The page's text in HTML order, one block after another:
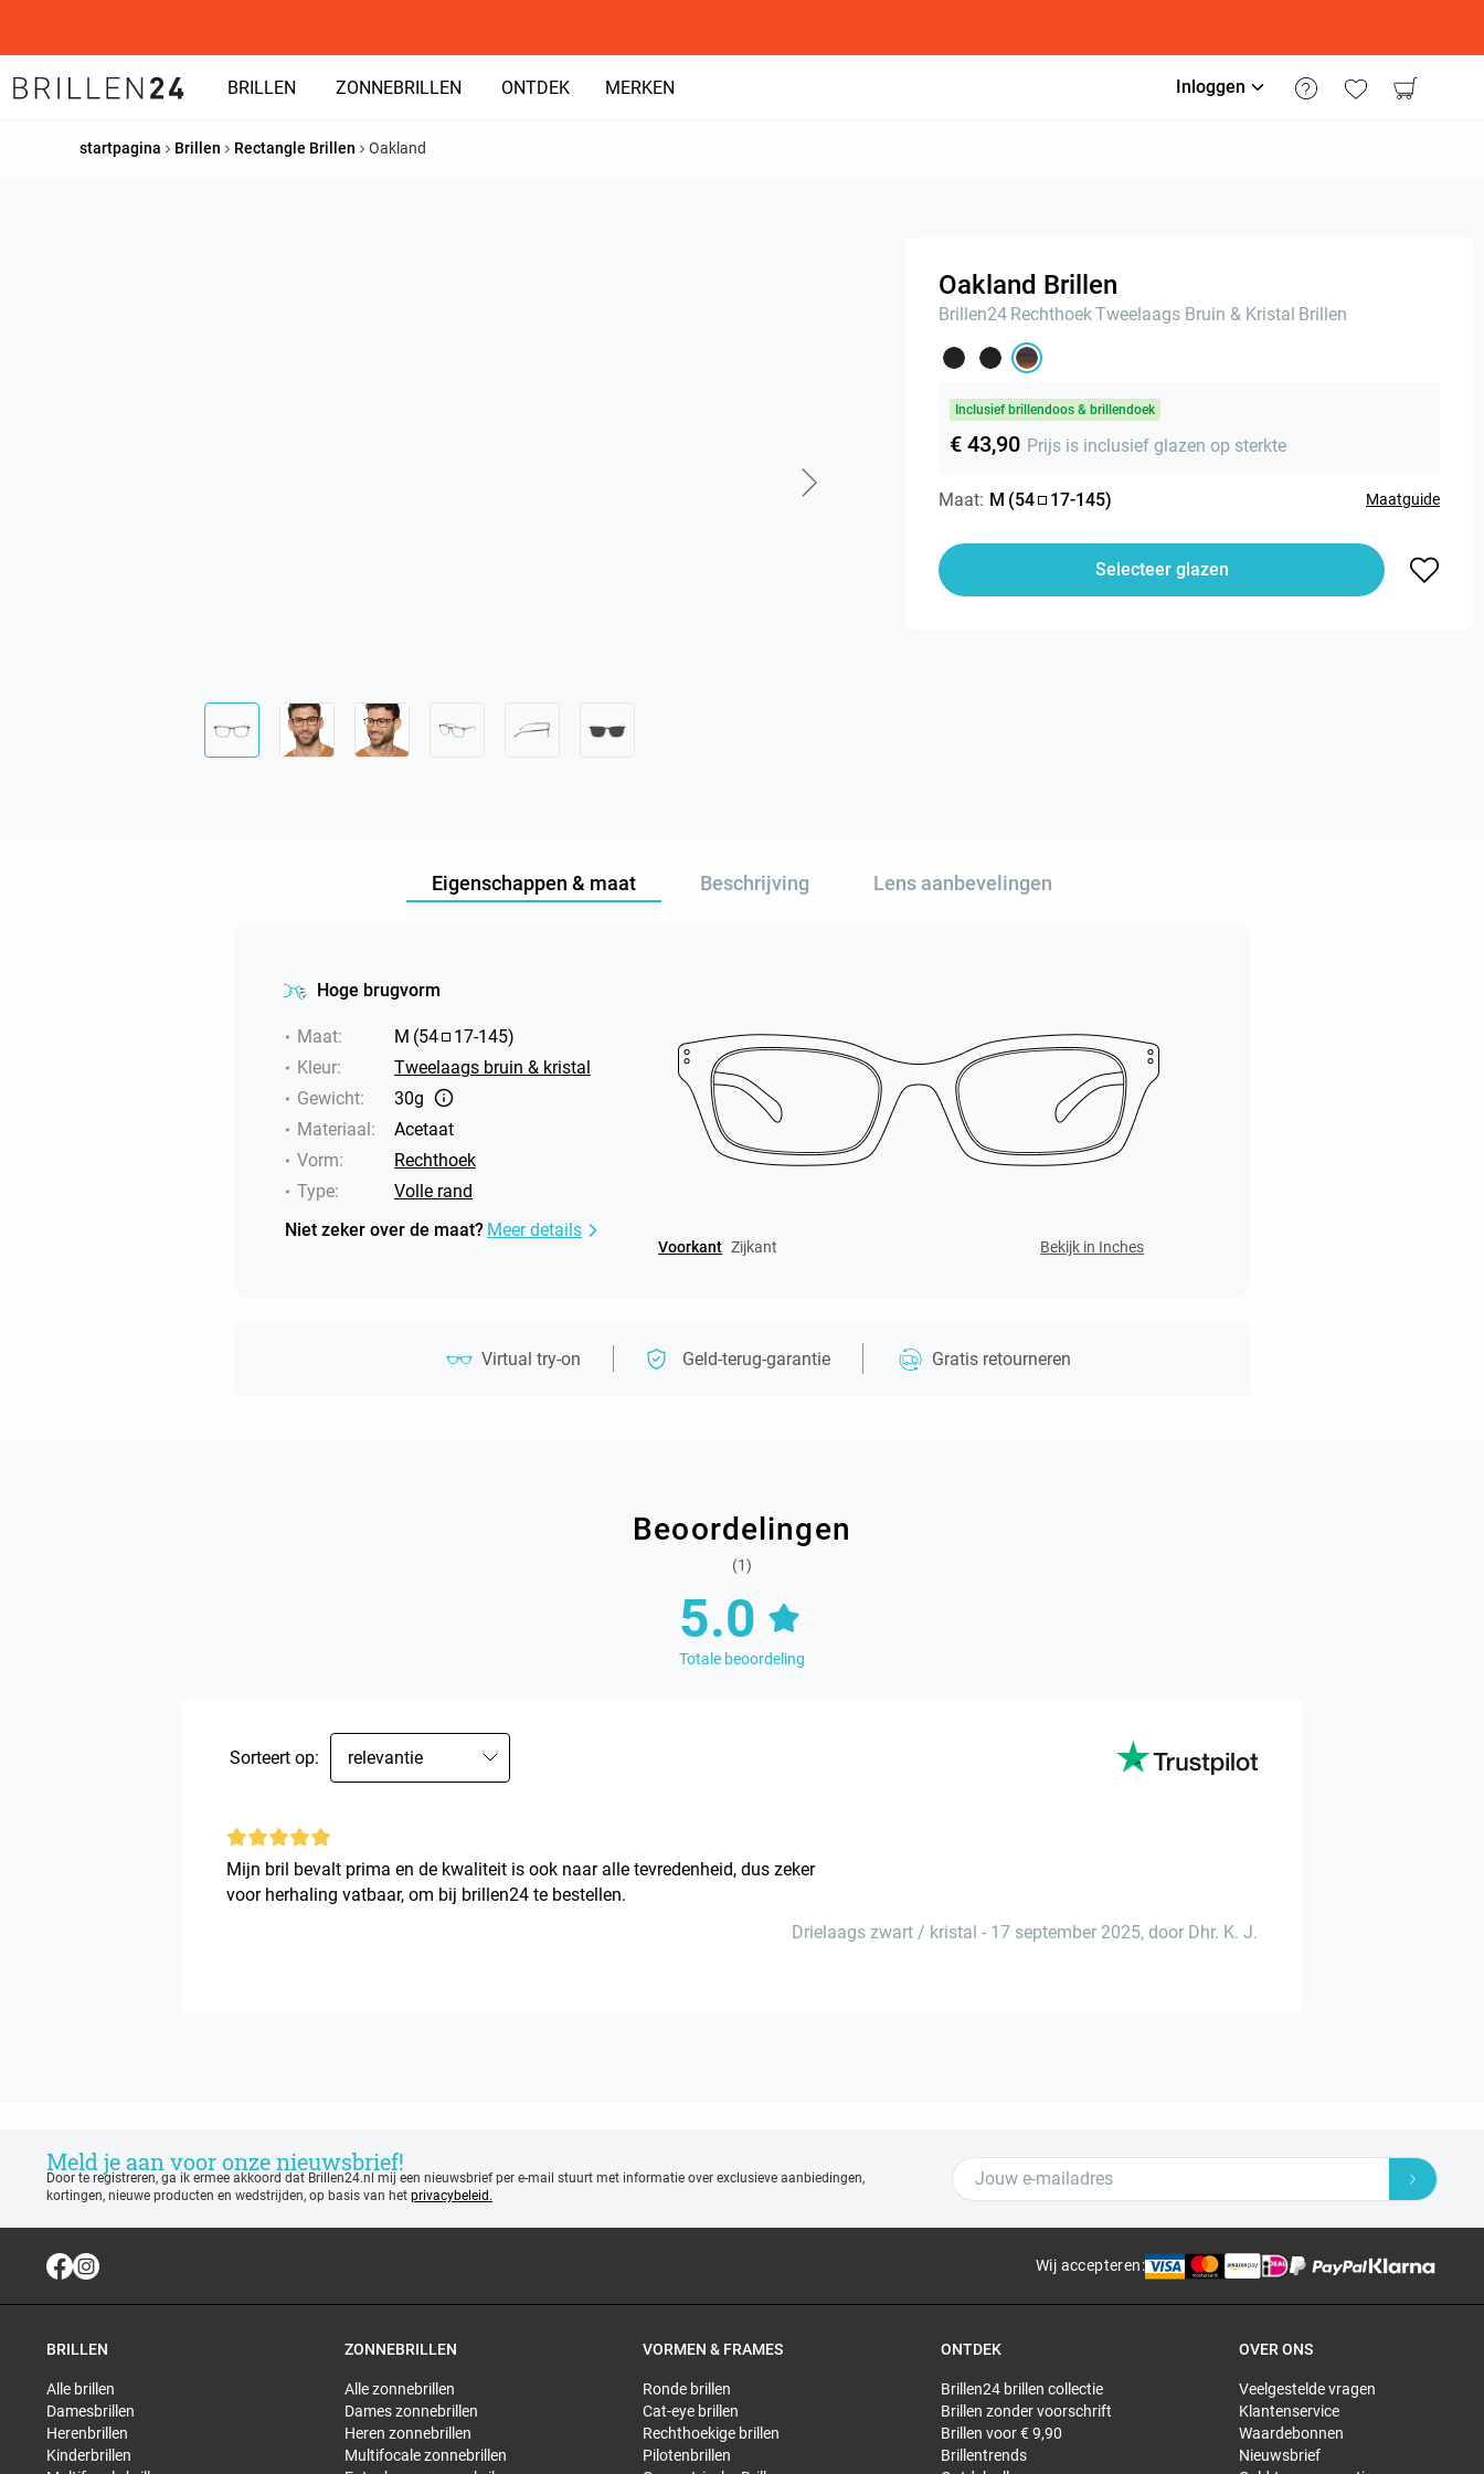
BRILLEN ZONNEBRILLEN ONTDEK MERKEN Inloggen
startpagina Brillen Rectangle Brillen Oakland
Oakland Brillen
Brillen24 RechthoekTweelaags Bruin & Kristal Brillen
Inclusief brillendoos & brillendoek
€ 43,90 Prijs is inclusief glazen op sterkte
Maat: M (54 17-145) Maatguide
Selecteer glazen
Eigenschappen & maat Beschrijving Lens aanbevelingen
Hoge brugvorm
Maat: M (54 17-145)
Kleur:
Tweelaags bruin & kristal
Gewicht:
30g
Materiaal:
Acetaat
Vorm:
Rechthoek
Type:
Volle rand
Niet zeker over de maat? Meer details
Voorkant Zijkant Bekijk in Inches
Virtual try-on Geld-terug-garantie Gratis retourneren
Beoordelingen
(1)
5.0
Totale beoordeling
Sorteert op: relevantie
Mijn bril bevalt prima en de kwaliteit is ook naar alle tevredenheid, dus zeker
voor herhaling vatbaar, om bij brillen24 te bestellen.
Drielaags zwart / kristal - 17 september 2025, door Dhr. K. J.
Meld je aan voor onze nieuwsbrief!
Door te registreren, ga ik ermee akkoord dat Brillen24.nl mij een nieuwsbrief per e-mail stuurt met informatie over exclusieve aanbiedingen,
kortingen, nieuwe producten en wedstrijden, op basis van het privacybeleid.
Wij accepteren:
BRILLEN
Alle brillen
Damesbrillen
Herenbrillen
Kinderbrillen
ZONNEBRILLEN
Alle zonnebrillen
Dames zonnebrillen
Heren zonnebrillen
Multifocale zonnebrillen
VORMEN & FRAMES
Ronde brillen
Cat-eye brillen
Rechthoekige brillen
Pilotenbrillen
ONTDEK
Brillen24 brillen collectie
Brillen zonder voorschrift
Brillen voor € 9,90
Brillentrends
OVER ONS
Veelgestelde vragen
Klantenservice
Waardebonnen
Nieuwsbrief